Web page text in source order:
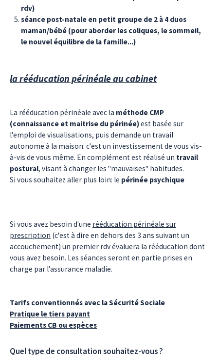
rdv)
séance post-natale en petit groupe de 2 à 4 duos
maman/bébé (pour aborder les coliques, le sommeil,
le nouvel équilibre de la famille...)
la rééducation périnéale au cabinet
La rééducation périnéale avec la méthode CMP
(connaissance et maitrise du périnée)est basée sur
l'emploi de visualisations, puis demande un travail
autonome à la maison: c'est un investissement de vous vis-
à-vis de vous même. En complément est réalisé un travail
postural, visant à changer les "mauvaises" habitudes.
Si vous souhaitez aller plus loin: le périnée psychique
Si vous avez besoin d'une rééducation périnéale sur
prescription (c'est à dire en dehors des 3 ans suivant un
accouchement) un premier rdv évaluera la rééducation dont
vous avez besoin. Les séances seront en partie prises en
charge par l'assurance maladie.
Tarifs conventionnés avec la Sécurité Sociale
Pratique le tiers payant
Paiements CB ou espèces
Quel type de consultation souhaitez-vous ?